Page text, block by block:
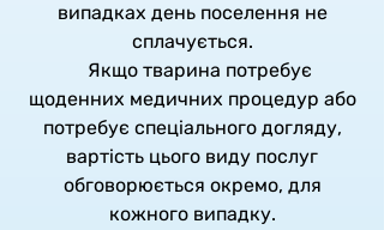
випадках день поселення не
сплачується.
Якщо тварина потребує
щоденних медичних процедур або
потребує спеціального догляду,
вартість цього виду послуг
обговорюється окремо, для
кожного випадку.